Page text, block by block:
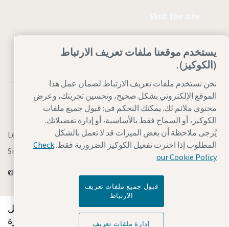
Legal & Privacy Noticesإدارة ملفات تعريف الارتباطAccessibility
Site Map
© 2026 Atlas Copco
اكتشفوا كيف تعمل Atlas Copco Group على تمكين
التكنولوجيا التي تغير المستقبل. قوموا بزيارة
يستخدم موقعنا ملفات تعريف الارتباط
(الكوكيز).
نحن نستخدم ملفات تعريف الارتباط لضمان عمل هذا
الموقع الإلكتروني بشكل صحيح، وتحسين تجربتك، وعرض
محتوى ملائم لك. يمكنك التحكم فى: قبول جميع ملفات
الكوكيز، أو السماح فقط بالأساسية، أو إدارة تفضيلاتك.
يُرجى ملاحظة أن بعض الميزات قد لا تعمل بالشكل
المطلوب إذا اخترت تفعيل الكوكيز الضرورية فقط..Check
our Cookie Policy
قبول جميع ملفات تعريف
الارتباط
إدارة ملفات تعريف